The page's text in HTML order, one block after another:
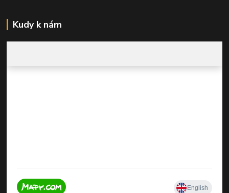
Kudy k nám